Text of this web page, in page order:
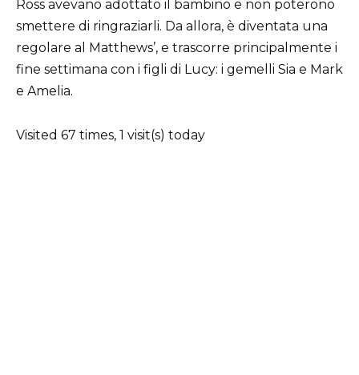
Ross avevano adottato il bambino e non poterono
smettere di ringraziarli. Da allora, è diventata una
regolare al Matthews’, e trascorre principalmente i
fine settimana con i figli di Lucy: i gemelli Sia e Mark
e Amelia.
Visited 67 times, 1 visit(s) today